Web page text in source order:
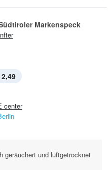
Markenspeck
center
geräuchert und luftgetrocknet